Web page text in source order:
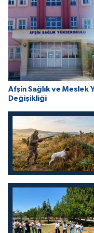
Afşin Sağlık ve Meslek
Değişikliği